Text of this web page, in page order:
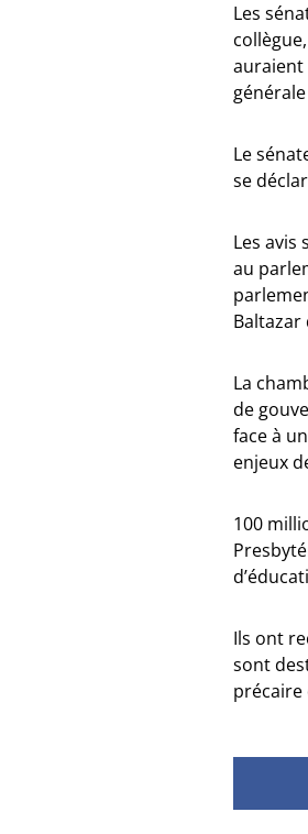
Les
auraient
Le
se
Les avis
au
La
de
face à
enjeux
100
Ils ont
sont
précaire